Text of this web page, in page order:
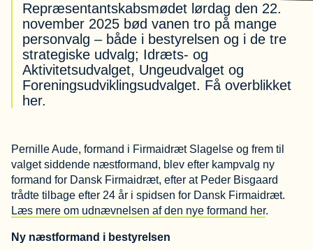
Repræsentantskabsmødet lørdag den 22.
november 2025 bød vanen tro på mange
personvalg – både i bestyrelsen og i de tre
strategiske udvalg; Idræts- og
Aktivitetsudvalget, Ungeudvalget og
Foreningsudviklingsudvalget. Få overblikket
her.
Pernille Aude, formand i Firmaidræt Slagelse og frem til
valget siddende næstformand, blev efter kampvalg ny
formand for Dansk Firmaidræt, efter at Peder Bisgaard
trådte tilbage efter 24 år i spidsen for Dansk Firmaidræt.
Læs mere om udnævnelsen af den nye formand her.
Ny næstformand i bestyrelsen